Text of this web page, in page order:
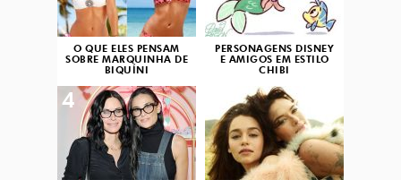
O QUE ELES PENSAM
SOBRE MARQUINHA DE
BIQUÍNI
PERSONAGENS DISNEY
E AMIGOS EM ESTILO
CHIBI
4